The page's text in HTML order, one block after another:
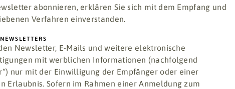
abonnieren, erklären Sie sich mit dem Empfang und
Verfahren einverstanden.
Newsletter, E-Mails und weitere elektronische
mit werblichen Informationen (nachfolgend
nur mit der Einwilligung der Empfänger oder einer
Erlaubnis. Sofern im Rahmen einer Anmeldung zum